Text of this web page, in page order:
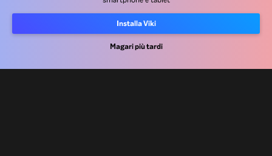
Installa Viki
Magari più tardi
Condizioni d'uso